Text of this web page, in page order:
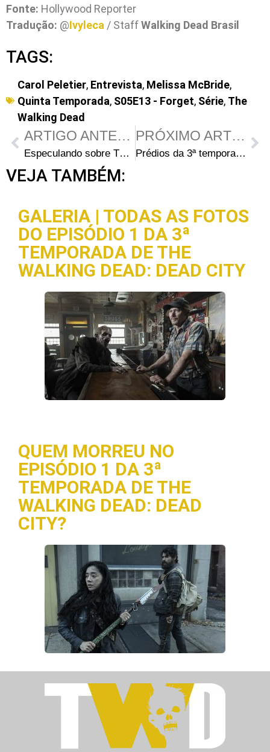
Fonte: Hollywood Reporter
Tradução: @Ivyleca / StaffWalking Dead Brasil
TAGS:
Carol Peletier, Entrevista, Melissa McBride,
Quinta Temporada, S05E13 - Forget, Série, The
Walking Dead
ARTIGO ANTERIOR
Especulando sobre The Walking Dead: O que o Padre Gabriel está tramando?
PRÓXIMO ARTIGO
Prédios da 3ª temporada de The Walking Dead estão a venda
VEJA TAMBÉM:
GALERIA | TODAS AS FOTOS
DO EPISÓDIO 1 DA 3ª
TEMPORADA DE THE
WALKING DEAD: DEAD CITY
QUEM MORREU NO
EPISÓDIO 1 DA 3ª
TEMPORADA DE THE
WALKING DEAD: DEAD
CITY?